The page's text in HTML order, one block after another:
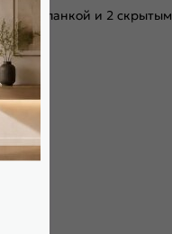
планкой и 2
закрывания;